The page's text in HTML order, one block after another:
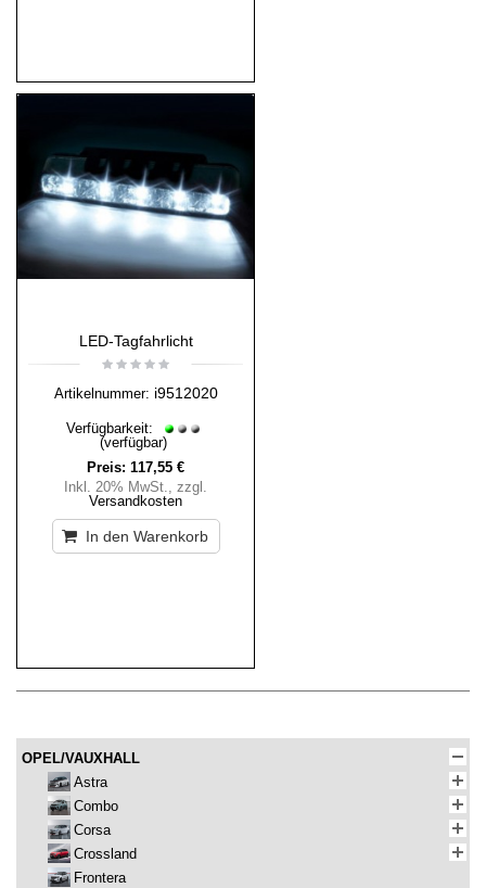
LED-Tagfahrlicht
Artikelnummer: i9512020
Verfügbarkeit:
(verfügbar)
Preis: 117,55 €
Inkl. 20% MwSt., zzgl.
Versandkosten
In den Warenkorb
OPEL/VAUXHALL
Astra
Combo
Corsa
Crossland
Frontera